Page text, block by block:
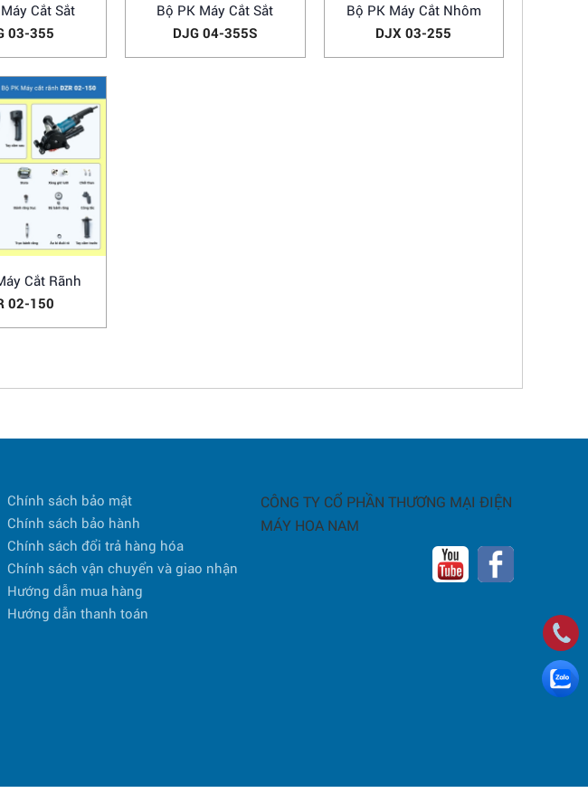
Cắt Sắt
03-355
Bộ PK Máy Cắt Sắt
DJG 04-355S
Bộ PK Máy Cắt Nhôm
DJX 03-255
Cắt Rãnh
02-150
Chính sách bảo mật
Chính sách bảo hành
Chính sách đổi trả hàng hóa
Chính sách vận chuyển và giao nhận
Hướng dẫn mua hàng
Hướng dẫn thanh toán
CÔNG TY CỔ PHẦN THƯƠNG MẠI ĐIỆN
MÁY HOA NAM